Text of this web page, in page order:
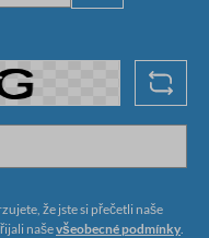
že jste si přečetli naše
naševšeobecné podmínky.